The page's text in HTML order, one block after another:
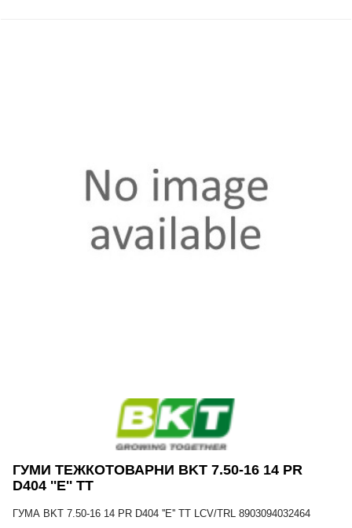
ГУМИ ТЕЖКОТОВАРНИ BKT 7.50-16 14 PR
D404 ''E'' TT
ГУМА BKT 7.50-16 14 PR D404 ''E'' TT LCV/TRL 8903094032464